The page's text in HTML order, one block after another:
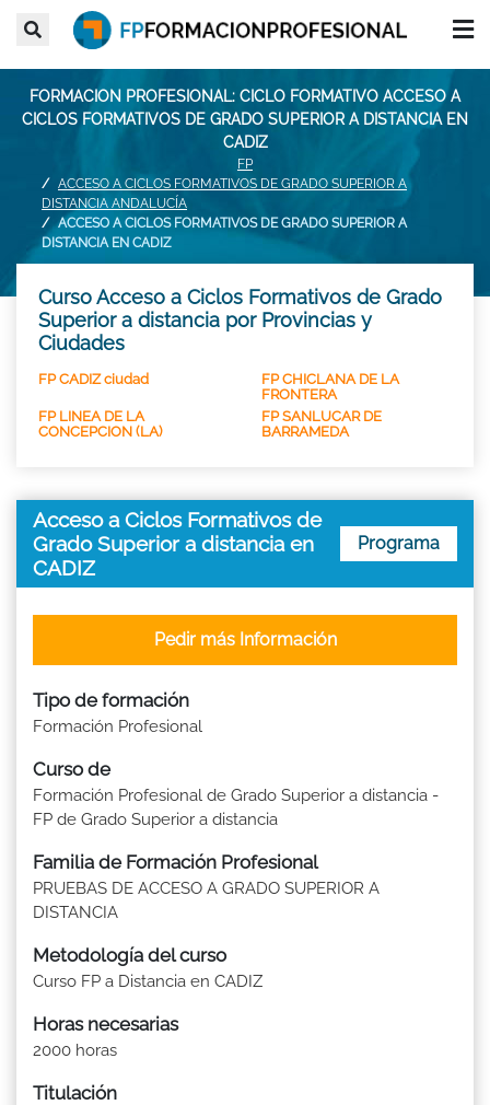
FORMACION PROFESIONAL: CICLO FORMATIVO ACCESO A
CICLOS FORMATIVOS DE GRADO SUPERIOR A DISTANCIA EN
CADIZ
FP
ACCESO A CICLOS FORMATIVOS DE GRADO SUPERIOR A
DISTANCIA ANDALUCÍA
ACCESO A CICLOS FORMATIVOS DE GRADO SUPERIOR A
DISTANCIA EN CADIZ
Curso Acceso a Ciclos Formativos de Grado
Superior a distancia por Provincias y
Ciudades
FP CADIZ ciudad
FP CHICLANA DE LA
FRONTERA
FP LINEA DE LA
CONCEPCION (LA)
FP SANLUCAR DE
BARRAMEDA
Acceso a Ciclos Formativos de
Grado Superior a distancia en
CADIZ
Programa
Tipo de formación
Formación Profesional
Curso de
Formación Profesional de Grado Superior a distancia -
FP de Grado Superior a distancia
Familia de Formación Profesional
PRUEBAS DE ACCESO A GRADO SUPERIOR A
DISTANCIA
Metodología del curso
Curso FP a Distancia en CADIZ
Horas necesarias
2000 horas
Titulación
Pedir más Información